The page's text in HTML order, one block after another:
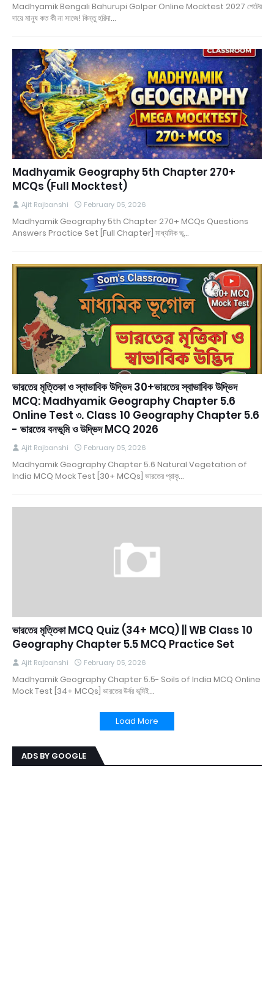
Madhyamik Bengali Bahurupi Golper Online Mocktest 2027 পেটের
দায়ে মানুষ কত কী না সাজে! কিন্তু হরিদা…
Madhyamik Geography 5th Chapter 270+
MCQs (Full Mocktest)
Ajit Rajbanshi February 05, 2026
Madhyamik Geography 5th Chapter 270+ MCQs Questions
Answers Practice Set [Full Chapter] মাধ্যমিক ভূ…
ভারতের মৃত্তিকা ও স্বাভাবিক উদ্ভিদ 30+ভারতের স্বাভাবিক উদ্ভিদ
MCQ: Madhyamik Geography Chapter 5.6
Online Test ৩. Class 10 Geography Chapter 5.6
- ভারতের বনভূমি ও উদ্ভিদ MCQ 2026
Ajit Rajbanshi February 05, 2026
Madhyamik Geography Chapter 5.6 Natural Vegetation of
India MCQ Mock Test [30+ MCQs] ভারতের প্রাকৃ…
ভারতের মৃত্তিকা MCQ Quiz (34+ MCQ) || WB Class 10
Geography Chapter 5.5 MCQ Practice Set
Ajit Rajbanshi February 05, 2026
Madhyamik Geography Chapter 5.5- Soils of India MCQ Online
Mock Test [34+ MCQs] ভারতের উর্বর ভূমিই…
Load More
ADS BY GOOGLE